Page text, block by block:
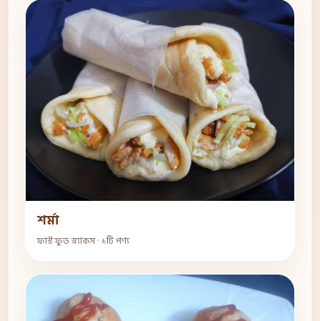
শর্মা
ফাস্ট ফুড স্ন্যাকস · ১টি পণ্য